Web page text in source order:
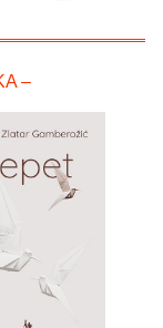
–